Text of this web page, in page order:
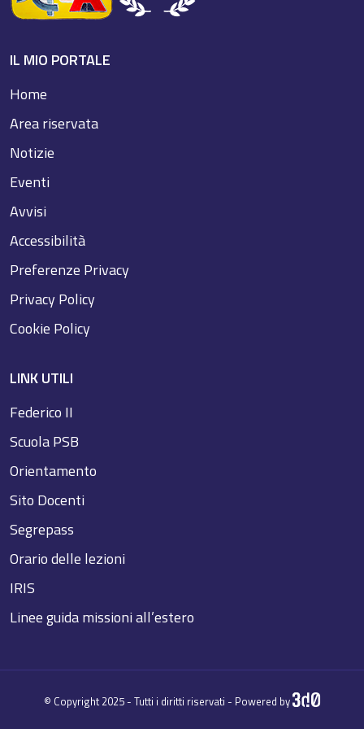
IL MIO PORTALE
Home
Area riservata
Notizie
Eventi
Avvisi
Accessibilità
Preferenze Privacy
Privacy Policy
Cookie Policy
LINK UTILI
Federico II
Scuola PSB
Orientamento
Sito Docenti
Segrepass
Orario delle lezioni
IRIS
Linee guida missioni all’estero
© Copyright 2025 - Tutti i diritti riservati - Powered by